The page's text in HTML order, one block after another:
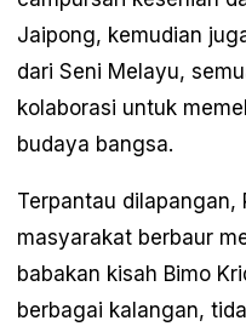
Jaipong, kemudian
dari Seni Melayu,
kolaborasi untuk
budaya bangsa.
Terpantau dilapangan,
masyarakat berbaur
babakan kisah Bimo
berbagai kalangan,